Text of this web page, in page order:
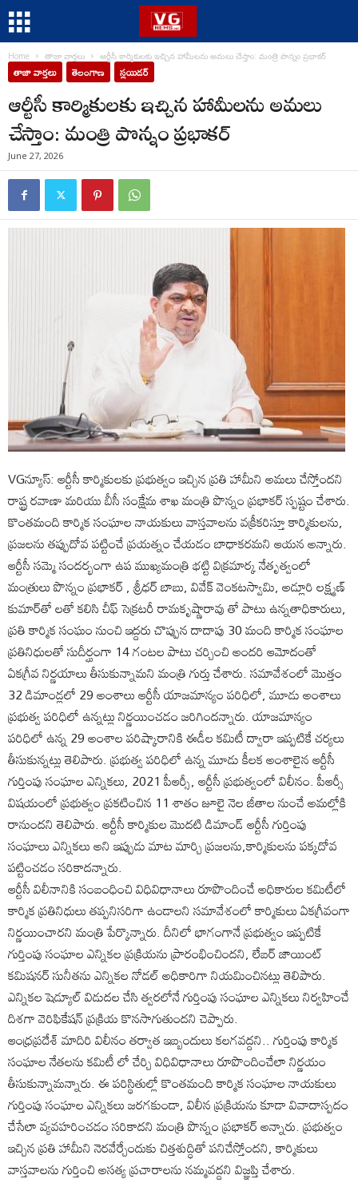
Home తాజా వార్తలు ఆర్టీసీ కార్మికులకు ఇచ్చిన హామీలను అమలు చేస్తాం: మంత్రి పొన్నం ప్రభాకర్
తాజా వార్తలు తెలంగాణ స్లయిడర్
ఆర్టీసీ కార్మికులకు ఇచ్చిన హామీలను అమలు
చేస్తాం: మంత్రి పొన్నం ప్రభాకర్
June 27, 2026
VGన్యూస్: ఆర్టీసీ కార్మికులకు ప్రభుత్వం ఇచ్చిన ప్రతి హామీని అమలు చేస్తోందని
రాష్ట్ర రవాణా మరియు బీసీ సంక్షేమ శాఖ మంత్రి పొన్నం ప్రభాకర్ స్పష్టం చేశారు.
కొంతమంది కార్మిక సంఘాల నాయకులు వాస్తవాలను వక్రీకరిస్తూ కార్మికులను,
ప్రజలను తప్పుదోవ పట్టించే ప్రయత్నం చేయడం బాధాకరమని ఆయన అన్నారు.
ఆర్టీసీ సమ్మె సందర్భంగా ఉప ముఖ్యమంత్రి భట్టి విక్రమార్క నేతృత్వంలో
మంత్రులు పొన్నం ప్రభాకర్ , శ్రీధర్ బాబు, వివేక్ వెంకటస్వామి, అడ్లూరి లక్ష్మణ్
కుమార్‌తో లతో కలిసి చీఫ్ సెక్రటరీ రామకృష్ణారావు తో పాటు ఉన్నతాధికారులు,
ప్రతి కార్మిక సంఘం నుంచి ఇద్దరు చొప్పున దాదాపు 30 మంది కార్మిక సంఘాల
ప్రతినిధులతో సుదీర్ఘంగా 14 గంటల పాటు చర్చించి అందరి ఆమోదంతో
ఏకగ్రీవ నిర్ణయాలు తీసుకున్నామని మంత్రి గుర్తు చేశారు. సమావేశంలో మొత్తం
32 డిమాండ్లలో 29 అంశాలు ఆర్టీసీ యాజమాన్యం పరిధిలో, మూడు అంశాలు
ప్రభుత్వ పరిధిలో ఉన్నట్లు నిర్ణయించడం జరిగిందన్నారు. యాజమాన్యం
పరిధిలో ఉన్న 29 అంశాల పరిష్కారానికి ఈడీల కమిటీ ద్వారా ఇప్పటికే చర్యలు
తీసుకున్నట్లు తెలిపారు. ప్రభుత్వ పరిధిలో ఉన్న మూడు కీలక అంశాలైన ఆర్టీసీ
గుర్తింపు సంఘాల ఎన్నికలు, 2021 పీఆర్సీ, ఆర్టీసీ ప్రభుత్వంలో విలీనం. పీఆర్సీ
విషయంలో ప్రభుత్వం ప్రకటించిన 11 శాతం జూలై నెల జీతాల నుంచే అమల్లోకి
రానుందని తెలిపారు. ఆర్టీసీ కార్మికుల మొదటి డిమాండ్ ఆర్టీసీ గుర్తింపు
సంఘాలు ఎన్నికలు అని ఇప్పుడు మాట మార్చి ప్రజలను,కార్మికులను పక్కదోవ
పట్టించడం సరికాదన్నారు.
ఆర్టీసీ విలీనానికి సంబంధించి విధివిధానాలు రూపొందించే అధికారుల కమిటీలో
కార్మిక ప్రతినిధులు తప్పనిసరిగా ఉండాలని సమావేశంలో కార్మికులు ఏకగ్రీవంగా
నిర్ణయించారని మంత్రి పేర్కొన్నారు. దీనిలో భాగంగానే ప్రభుత్వం ఇప్పటికే
గుర్తింపు సంఘాల ఎన్నికల ప్రక్రియను ప్రారంభించిందని, లేబర్ జాయింట్
కమిషనర్ సునీతను ఎన్నికల నోడల్ అధికారిగా నియమించినట్లు తెలిపారు.
ఎన్నికల షెడ్యూల్ విడుదల చేసి త్వరలోనే గుర్తింపు సంఘాల ఎన్నికలు నిర్వహించే
దిశగా వెరిఫికేషన్ ప్రక్రియ కొనసాగుతుందని చెప్పారు.
ఆంధ్రప్రదేశ్ మాదిరి విలీనం తర్వాత ఇబ్బందులు కలగవద్దని.. గుర్తింపు కార్మిక
సంఘాల నేతలను కమిటీ లో చేర్చి విధివిధానాలు రూపొందించేలా నిర్ణయం
తీసుకున్నామన్నారు. ఈ పరిస్థితుల్లో కొంతమంది కార్మిక సంఘాల నాయకులు
గుర్తింపు సంఘాల ఎన్నికలు జరగకుండా, విలీన ప్రక్రియను కూడా వివాదాస్పదం
చేసేలా వ్యవహరించడం సరికాదని మంత్రి పొన్నం ప్రభాకర్ అన్నారు. ప్రభుత్వం
ఇచ్చిన ప్రతి హామీని నెరవేర్చేందుకు చిత్తశుద్ధితో పనిచేస్తోందని, కార్మికులు
వాస్తవాలను గుర్తించి అసత్య ప్రచారాలను నమ్మవద్దని విజ్ఞప్తి చేశారు.